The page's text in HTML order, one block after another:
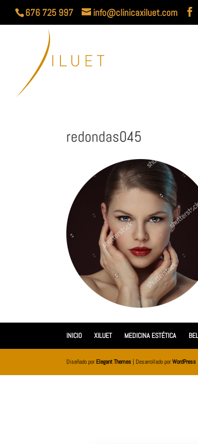
676 725 997 info@clinicaxiluet.com
redondas045
INICIO XILUET MEDICINA ESTÉTICA
Diseñado porElegant Themes | Desarrollado porWordPress